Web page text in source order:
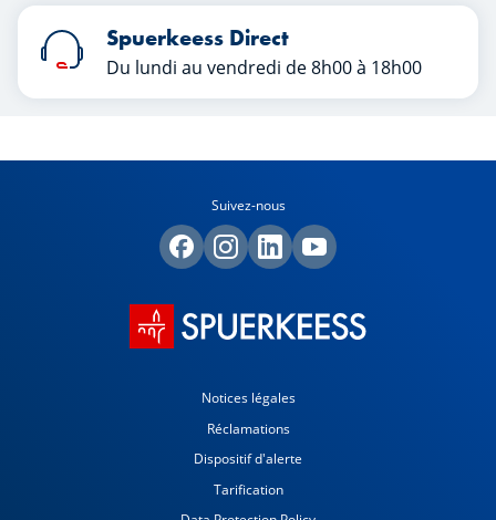
Spuerkeess Direct
Du lundi au vendredi de 8h00 à 18h00
Suivez-nous
Notices légales
Réclamations
Dispositif d'alerte
Tarification